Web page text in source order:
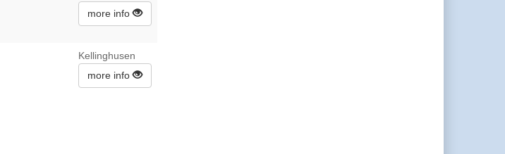
more info
Kellinghusen
more info